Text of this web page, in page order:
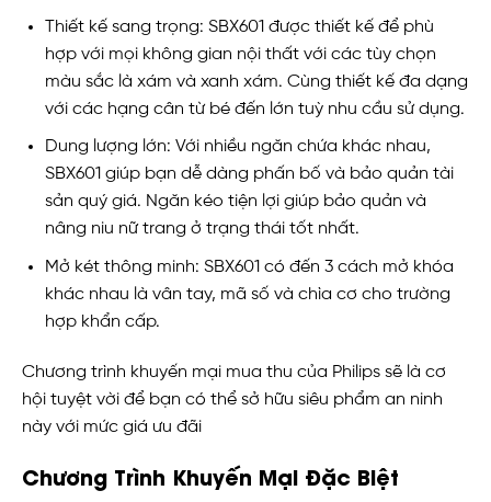
Thiết kế sang trọng: SBX601 được thiết kế để phù
hợp với mọi không gian nội thất với các tùy chọn
màu sắc là xám và xanh xám. Cùng thiết kế đa dạng
với các hạng cân từ bé đến lớn tuỳ nhu cầu sử dụng.
Dung lượng lớn: Với nhiều ngăn chứa khác nhau,
SBX601 giúp bạn dễ dàng phấn bố và bảo quản tài
sản quý giá. Ngăn kéo tiện lợi giúp bảo quản và
nâng niu nữ trang ở trạng thái tốt nhất.
Mở két thông minh: SBX601 có đến 3 cách mở khóa
khác nhau là vân tay, mã số và chìa cơ cho trường
hợp khẩn cấp.
Chương trình khuyến mại mua thu của Philips sẽ là cơ
hội tuyệt vời để bạn có thể sở hữu siêu phẩm an ninh
này với mức giá ưu đãi
Chương Trình Khuyến Mại Đặc Biệt